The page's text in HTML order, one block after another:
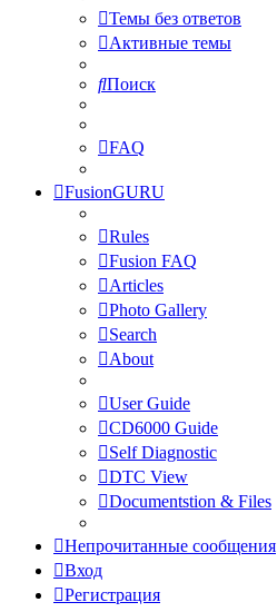
Темы без ответов
Активные темы
Поиск
FAQ
FusionGURU
Rules
Fusion FAQ
Articles
Photo Gallery
Search
About
User Guide
CD6000 Guide
Self Diagnostic
DTC View
Documentstion & Files
Непрочитанные сообщения
Вход
Регистрация